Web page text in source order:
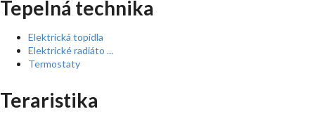
Tepelná technika
Elektrická topidla
Elektrické radiáto ...
Termostaty
Teraristika